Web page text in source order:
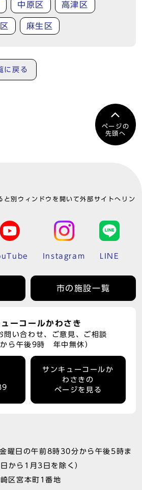
中原区 高津区
麻生区
に戻る
ページの
先頭へ
と別ウィンドウを開いて外部サイトへリン
Instagram LINE
市の施設一覧
ーコールかわさき
問い合わせ、ご意見、ご相談
から午後9時 年中無休）
サンキューコールか
わさきの
ページを見る
曜日の午前8時30分から午後5時ま
から1月3日を除く）
区宮本町1番地